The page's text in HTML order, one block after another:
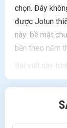
chọn. Đây
được Jotun
này: bề mặt
bền theo năm
Bài viết này
trộn, thời gian
đúng sản